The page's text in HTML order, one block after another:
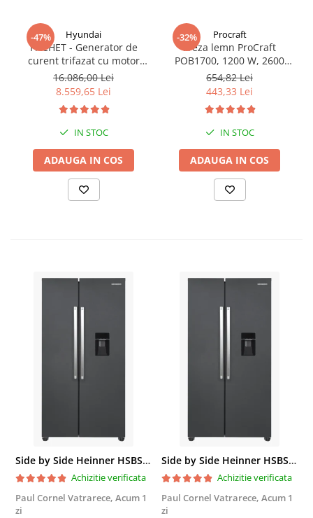
-47% Hyundai
PACHET - Generator de
curent trifazat cu motor
diesel Hyundai DHY8600SE-
T, putere motor 12 CP,
tensiune 380 / 220 V +
Automatizare trifazata
16.086,00 Lei
8.559,65 Lei
IN STOC
ADAUGA IN COS
-32% Procraft
Freza lemn ProCraft
POB1700, 1200 W, 2600
Rpm cu 12 freze pentru
lemn incluse in pachet
654,82 Lei
443,33 Lei
IN STOC
ADAUGA IN COS
Side by Side Heinner HSBS-HM439NFINVDGWDE++, Total No Frost, Compresor Inverter, Dozator Apa, Display Touch LED, 439 L, Clasa E, Gri Antracit Texturat
Achizitie verificata
Paul Cornel Vatrarece, Acum 1
zi
Side by Side Heinner HSBS-HM439NFINVDGWDE++, Total No Frost, Compresor Inverter, Dozator Apa, Display Touch LED, 439 L, Clasa E, Gri Antracit Texturat
Achizitie verificata
Paul Cornel Vatrarece, Acum 1
zi